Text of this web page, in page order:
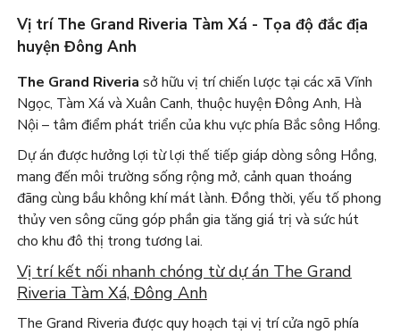
Vị trí The Grand Riveria Tàm Xá - Tọa độ đắc địa
huyện Đông Anh
The Grand Riveria sở hữu vị trí chiến lược tại các xã Vĩnh
Ngọc, Tàm Xá và Xuân Canh, thuộc huyện Đông Anh, Hà
Nội – tâm điểm phát triển của khu vực phía Bắc sông Hồng.
Dự án được hưởng lợi từ lợi thế tiếp giáp dòng sông Hồng,
mang đến môi trường sống rộng mở, cảnh quan thoáng
đãng cùng bầu không khí mát lành. Đồng thời, yếu tố phong
thủy ven sông cũng góp phần gia tăng giá trị và sức hút
cho khu đô thị trong tương lai.
Vị trí kết nối nhanh chóng từ dự án The Grand
Riveria Tàm Xá, Đông Anh
The Grand Riveria được quy hoạch tại vị trí cửa ngõ phía